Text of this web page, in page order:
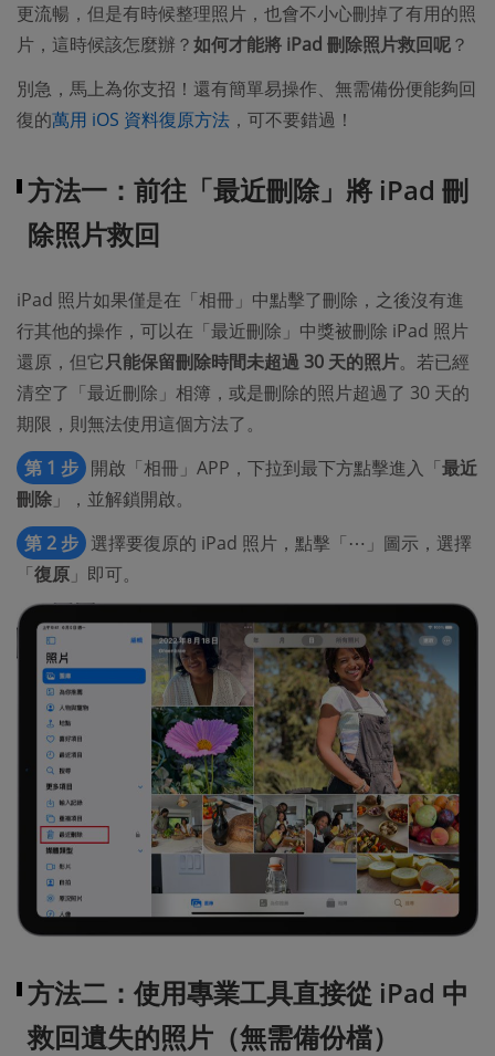
更流暢，但是有時候整理照片，也會不小心刪掉了有用的照
片，這時候該怎麼辦？如何才能將 iPad 刪除照片救回呢？
別急，馬上為你支招！還有簡單易操作、無需備份便能夠回
復的萬用 iOS 資料復原方法 ，可不要錯過！
方法一：前往「最近刪除」將 iPad 刪
除照片救回
iPad 照片如果僅是在「相冊」中點擊了刪除，之後沒有進
行其他的操作，可以在「最近刪除」中獎被刪除 iPad 照片
還原，但它只能保留刪除時間未超過 30 天的照片。若已經
清空了「最近刪除」相簿，或是刪除的照片超過了 30 天的
期限，則無法使用這個方法了。
第 1 步 開啟「相冊」APP，下拉到最下方點擊進入「最近
刪除 」，並解鎖開啟。
第 2 步 選擇要復原的 iPad 照片，點擊「⋯」圖示，選擇
「復原 」即可。
方法二：使用專業工具直接從 iPad 中
救回遺失的照片（無需備份檔）